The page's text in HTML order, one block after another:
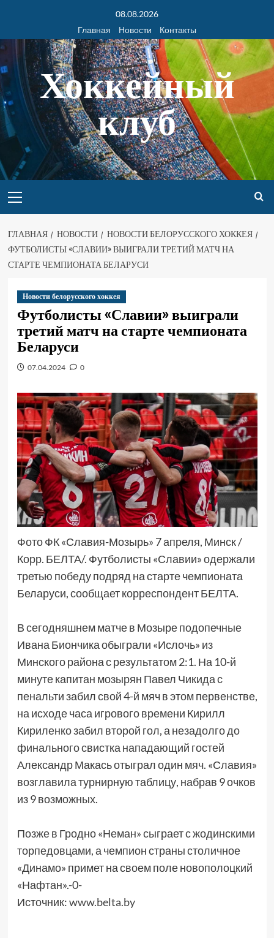
08.08.2026
Главная
Новости Контакты
Хоккейный
клуб
ГЛАВНАЯ НОВОСТИ
НОВОСТИ БЕЛОРУССКОГО ХОККЕЯ
ФУТБОЛИСТЫ «СЛАВИИ» ВЫИГРАЛИ ТРЕТИЙ МАТЧ НА
СТАРТЕ ЧЕМПИОНАТА БЕЛАРУСИ
Новости белорусского хоккея
Футболисты «Славии» выиграли
третий матч на старте чемпионата
Беларуси
07.04.2024 0
Фото ФК «Славия-Мозырь» 7 апреля, Минск /
Корр. БЕЛТА/. Футболисты «Славии» одержали
третью победу подряд на старте чемпионата
Беларуси, сообщает корреспондент БЕЛТА.
В сегодняшнем матче в Мозыре подопечные
Ивана Биончика обыграли «Ислочь» из
Минского района с результатом 2:1. На 10-й
минуте капитан мозырян Павел Чикида с
пенальти забил свой 4-й мяч в этом первенстве,
на исходе часа игрового времени Кирилл
Кириленко забил второй гол, а незадолго до
финального свистка нападающий гостей
Александр Макась отыграл один мяч. «Славия»
возглавила турнирную таблицу, набрав 9 очков
из 9 возможных.
Позже в Гродно «Неман» сыграет с жодинскими
торпедовцами, а чемпион страны столичное
«Динамо» примет на своем поле новополоцкий
«Нафтан».-0-
Источник:www.belta.by